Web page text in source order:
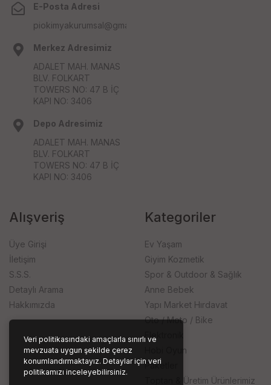
Veri politikasındaki amaçlarla sınırlı ve
mevzuata uygun şekilde çerez
konumlandırmaktayız. Detaylar için veri
politikamızı inceleyebilirsiniz.
E-Posta Adresi
piokimyakurumsal@gmail.com
Merkez Adresimiz
ADALET MAH. MANAS
BLV. FOLKART
TOWERS NO: 47 B İÇ
KAPI NO: 3406
Depo Adresimiz
ADALET MAH. MANAS
BLV. FOLKART
TOWERS NO: 47 B İÇ
KAPI NO: 3406
Alışveriş
Üye Girişi
İletişim
S.S.S.
Detaylı Arama
Hakkımızda
Kategoriler
Ev Yaşam
Giyim Kozmetik
Spor & Outdoor & Sağlık
Anne Bebek
Yapı Market Hırdavat
Oto / Moto / Bike
Hobi Oyun
Paketler
Toptan & Üretim Ürünlerimiz